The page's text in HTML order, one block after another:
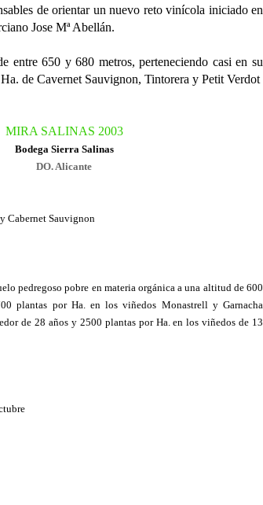
de orientar un nuevo reto vinícola iniciado en
Jose Mª Abellán.
entre 650 y 680 metros, perteneciendo casi en su
de Cavernet Sauvignon, Tintorera y Petit Verdot
MIRA SALINAS 2003
Bodega Sierra Salinas
DO. Alicante
Cabernet Sauvignon
pedregoso pobre en materia orgánica a una altitud de 600
plantas por Ha. en los viñedos Monastrell y Garnacha
de 28 años y 2500 plantas por Ha. en los viñedos de 13